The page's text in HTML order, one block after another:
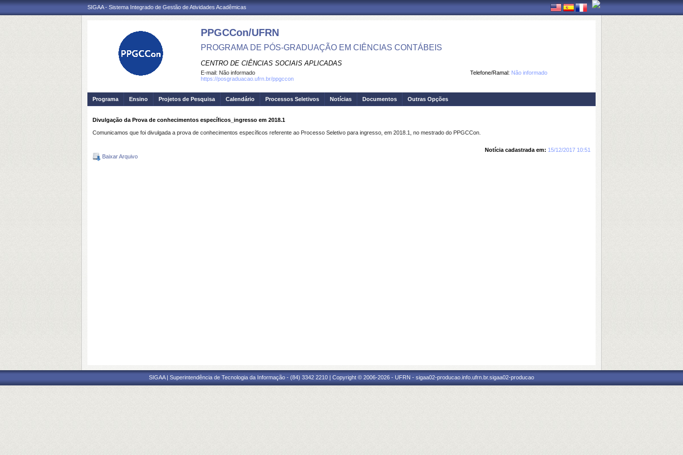
SIGAA - Sistema Integrado de Gestão de Atividades Acadêmicas
PPGCCon/UFRN
PROGRAMA DE PÓS-GRADUAÇÃO EM CIÊNCIAS CONTÁBEIS
CENTRO DE CIÊNCIAS SOCIAIS APLICADAS
Telefone/Ramal: Não informado
E-mail: Não informado
https://posgraduacao.ufrn.br/ppgccon
Programa Ensino Projetos de Pesquisa Calendário Processos Seletivos Notícias Documentos Outras Opções
Divulgação da Prova de conhecimentos específicos_ingresso em 2018.1
Comunicamos que foi divulgada a prova de conhecimentos específicos referente ao Processo Seletivo para ingresso, em 2018.1, no mestrado do PPGCCon.
Notícia cadastrada em: 15/12/2017 10:51
Baixar Arquivo
SIGAA | Superintendência de Tecnologia da Informação - (84) 3342 2210 | Copyright © 2006-2026 - UFRN - sigaa02-producao.info.ufrn.br.sigaa02-producao